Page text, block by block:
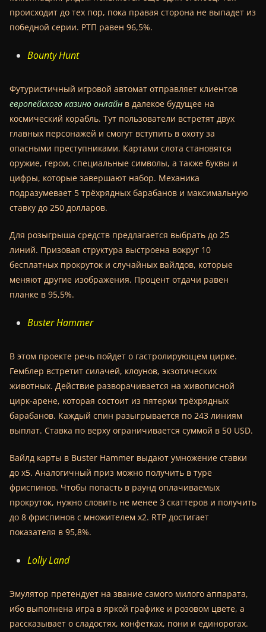
происходит до тех пор, пока правая сторона не выпадет из
победной серии. РТП равен 96,5%.
Bounty Hunt
Футуристичный игровой автомат отправляет клиентов
европейского казино онлайн в далекое будущее на
космический корабль. Тут пользователи встретят двух
главных персонажей и смогут вступить в охоту за
опасными преступниками. Картами слота становятся
оружие, герои, специальные символы, а также буквы и
цифры, которые завершают набор. Механика
подразумевает 5 трёхрядных барабанов и максимальную
ставку до 250 долларов.
Для розыгрыша средств предлагается выбрать до 25
линий. Призовая структура выстроена вокруг 10
бесплатных прокруток и случайных вайлдов, которые
меняют другие изображения. Процент отдачи равен
планке в 95,5%.
Buster Hammer
В этом проекте речь пойдет о гастролирующем цирке.
Гемблер встретит силачей, клоунов, экзотических
животных. Действие разворачивается на живописной
цирк-арене, которая состоит из пятерки трёхрядных
барабанов. Каждый спин разыгрывается по 243 линиям
выплат. Ставка по верху ограничивается суммой в 50 USD.
Вайлд карты в Buster Hammer выдают умножение ставки
до х5. Аналогичный приз можно получить в туре
фриспинов. Чтобы попасть в раунд оплачиваемых
прокруток, нужно словить не менее 3 скаттеров и получить
до 8 фриспинов с множителем х2. RTP достигает
показателя в 95,8%.
Lolly Land
Эмулятор претендует на звание самого милого аппарата,
ибо выполнена игра в яркой графике и розовом цвете, а
рассказывает о сладостях, конфетках, пони и единорогах.